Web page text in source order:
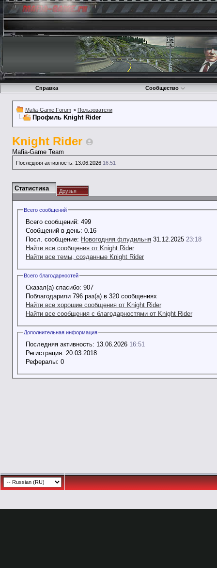
Справка Сообщество
Mafia-Game Forum > Пользователи
Профиль Knight Rider
Knight Rider
Mafia-Game Team
Последняя активность: 13.06.2026 16:51
Статистика Друзья
Всего сообщений
Всего сообщений: 499
Сообщений в день: 0.16
Посл. сообщение: Новогодняя флудильня 31.12.2025 23:18
Найти все сообщения от Knight Rider
Найти все темы, созданные Knight Rider
Всего благодарностей
Сказал(а) спасибо: 907
Поблагодарили 796 раз(а) в 320 сообщениях
Найти все хорошие сообщения от Knight Rider
Найти все сообщения с благодарностями от Knight Rider
Дополнительная информация
Последняя активность: 13.06.2026 16:51
Регистрация: 20.03.2018
Рефералы: 0